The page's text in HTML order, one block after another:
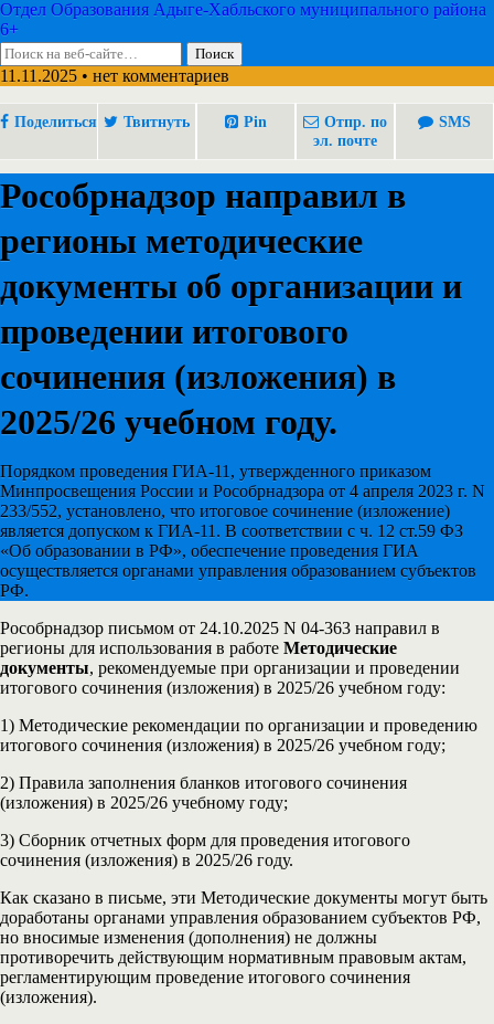
Отдел Образования Адыге-Хабльского муниципального района
6+
11.11.2025 • нет комментариев
Поделиться Твитнуть Pin
Отпр. по
эл. почте
SMS
Рособрнадзор направил в
регионы методические
документы об организации и
проведении итогового
сочинения (изложения) в
2025/26 учебном году.
Порядком проведения ГИА-11, утвержденного приказом
Минпросвещения России и Рособрнадзора от 4 апреля 2023 г. N
233/552, установлено, что итоговое сочинение (изложение)
является допуском к ГИА-11. В соответствии с ч. 12 ст.59 ФЗ
«Об образовании в РФ», обеспечение проведения ГИА
осуществляется органами управления образованием субъектов
РФ.
Рособрнадзор письмом от 24.10.2025 N 04-363 направил в
регионы для использования в работе Методические
документы, рекомендуемые при организации и проведении
итогового сочинения (изложения) в 2025/26 учебном году:
1) Методические рекомендации по организации и проведению
итогового сочинения (изложения) в 2025/26 учебном году;
2) Правила заполнения бланков итогового сочинения
(изложения) в 2025/26 учебному году;
3) Сборник отчетных форм для проведения итогового
сочинения (изложения) в 2025/26 году.
Как сказано в письме, эти Методические документы могут быть
доработаны органами управления образованием субъектов РФ,
но вносимые изменения (дополнения) не должны
противоречить действующим нормативным правовым актам,
регламентирующим проведение итогового сочинения
(изложения).